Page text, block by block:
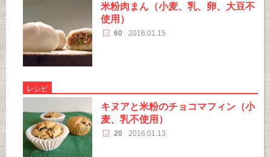
米粉肉まん（小麦、乳、卵、大豆不
使用）
60 2016.01.15
レシピ
キヌアと米粉のチョコマフィン（小
麦、乳不使用）
20 2016.01.13